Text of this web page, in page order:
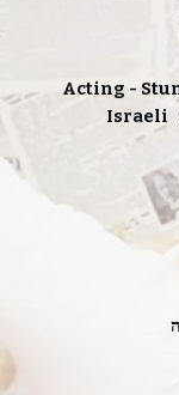
Israeli